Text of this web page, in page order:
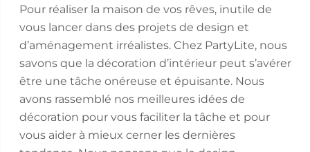
Pour réaliser la maison de vos rêves, inutile de
vous lancer dans des projets de design et
d’aménagement irréalistes. Chez PartyLite, nous
savons que la décoration d’intérieur peut s’avérer
être une tâche onéreuse et épuisante. Nous
avons rassemblé nos meilleures idées de
décoration pour vous faciliter la tâche et pour
vous aider à mieux cerner les dernières